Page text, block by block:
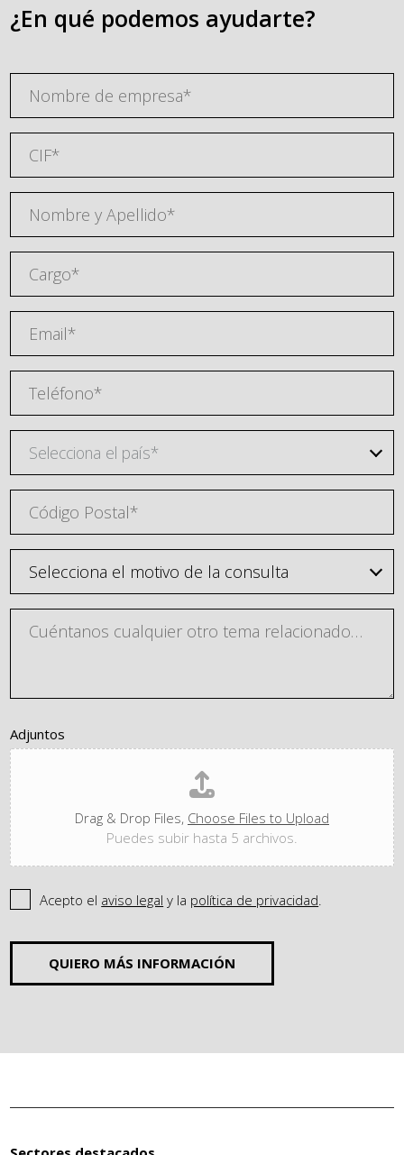
¿En qué podemos ayudarte?
Selecciona el país*
Adjuntos
Drag & Drop Files, Choose Files to Upload
Puedes subir hasta 5 archivos.
Acepto el aviso legal y la política de privacidad.
QUIERO MÁS INFORMACIÓN